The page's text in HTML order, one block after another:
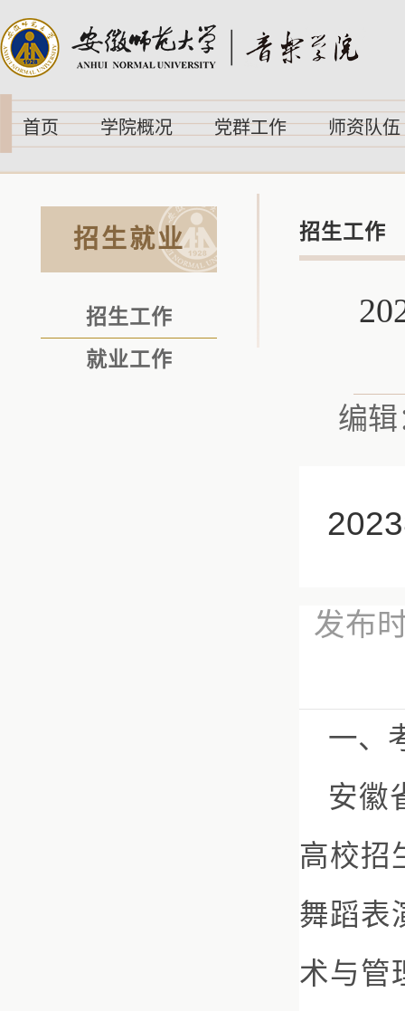
首页 学院概况 党群工作 师资队伍
招生就业
招生工作
就业工作
招生工作
编
发布
一、
安徽
高校招
舞蹈表
术与管